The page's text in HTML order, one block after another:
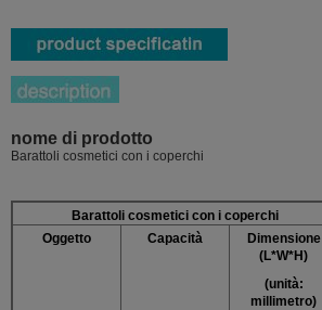
nome di prodotto
Barattoli cosmetici con i coperchi
Barattoli cosmetici con i coperchi
Oggetto
Capacità
Dimensione
(L*W*H)
(unità:
millimetro)